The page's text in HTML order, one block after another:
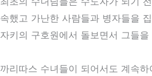
속했고 가난한 사람들과 병자들을
자키의 구호원에서 돌보면서 그들
까리따스 수녀들이 되어서도 계속